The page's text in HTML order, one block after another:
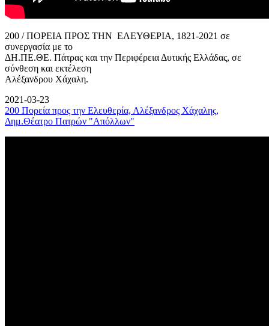
200 / ΠΟΡΕΙΑ ΠΡΟΣ ΤΗΝ ΕΛΕΥΘΕΡΙΑ, 1821-2021 σε
συνεργασία με το
ΔΗ.ΠΕ.ΘΕ. Πάτρας και την Περιφέρεια Δυτικής Ελλάδας, σε
σύνθεση και εκτέλεση
Αλέξανδρου Χάχαλη.
2021-03-23
200 Πορεία προς την Ελευθερία, Αλέξανδρος Χάχαλης,
Δημ.Θέατρο Πατρών "Απόλλων"